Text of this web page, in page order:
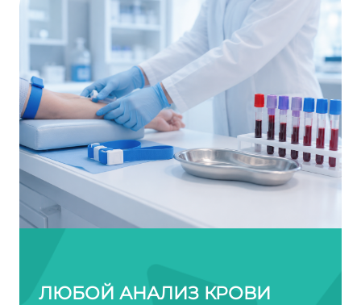
ЛЮБОЙ АНАЛИЗ КРОВИ